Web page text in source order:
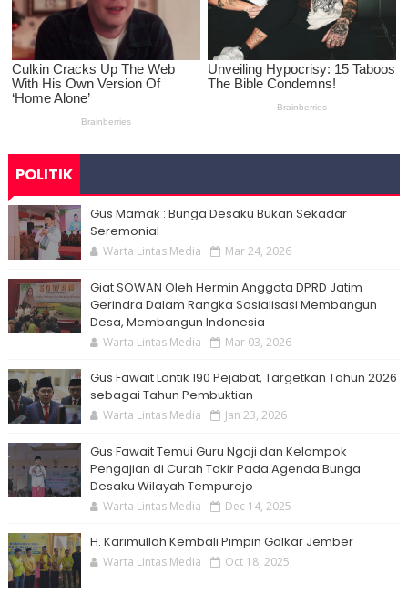
POLITIK
Gus Mamak : Bunga Desaku Bukan Sekadar
Seremonial
Warta Lintas Media Mar 24, 2026
Giat SOWAN Oleh Hermin Anggota DPRD Jatim
Gerindra Dalam Rangka Sosialisasi Membangun
Desa, Membangun Indonesia
Warta Lintas Media Mar 03, 2026
Gus Fawait Lantik 190 Pejabat, Targetkan Tahun 2026
sebagai Tahun Pembuktian
Warta Lintas Media Jan 23, 2026
Gus Fawait Temui Guru Ngaji dan Kelompok
Pengajian di Curah Takir Pada Agenda Bunga
Desaku Wilayah Tempurejo
Warta Lintas Media Dec 14, 2025
H. Karimullah Kembali Pimpin Golkar Jember
Warta Lintas Media Oct 18, 2025